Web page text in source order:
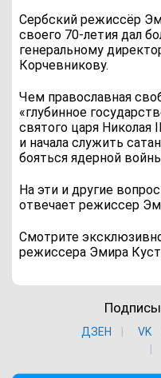
Сербский режиссёр
своего 70-летия дал
генеральному
Корчевникову.
Чем православная
«глубинное
святого царя Николая
и начала служить
бояться ядерной
На эти и другие
отвечает режиссер
Смотрите
режиссера Эмира
ДЗЕН VK